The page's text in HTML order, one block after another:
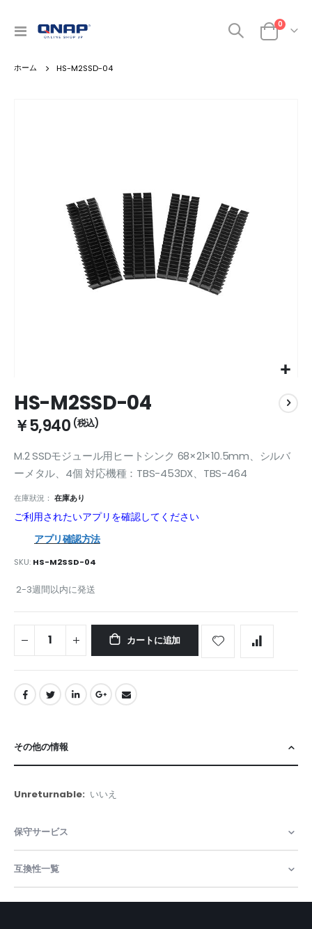
ナ
呼
カート
0商品
HS-M2SSD-04
to
the
beginning
the
images
HS-M2SSD-04
￥5,940
M.2 SSDモジュール用ヒートシンク 68×21×10.5mm、シルバ
ーメタル、4個 対応機種：TBS-453DX、TBS-464
在庫狀況： 在庫あり
ご利用されたいアプリを確認してください
アプリ確認方法
SKU HS-M2SSD-04
2-3週間以内に発送
カートに追加
その他の情報
そ
の
情
報
いいえ
保守サービス
互換性一覧